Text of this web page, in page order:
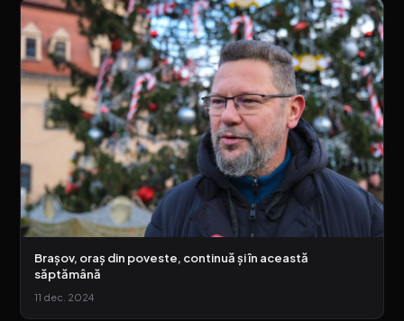
Brașov, oraș din poveste, continuă și în această
săptămână
11 dec. 2024